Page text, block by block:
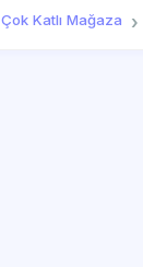
Çok Katlı Mağaza